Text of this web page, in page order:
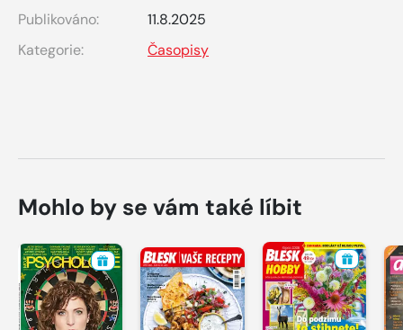
Publikováno:
11.8.2025
Kategorie:
Časopisy
Mohlo by se vám také líbit